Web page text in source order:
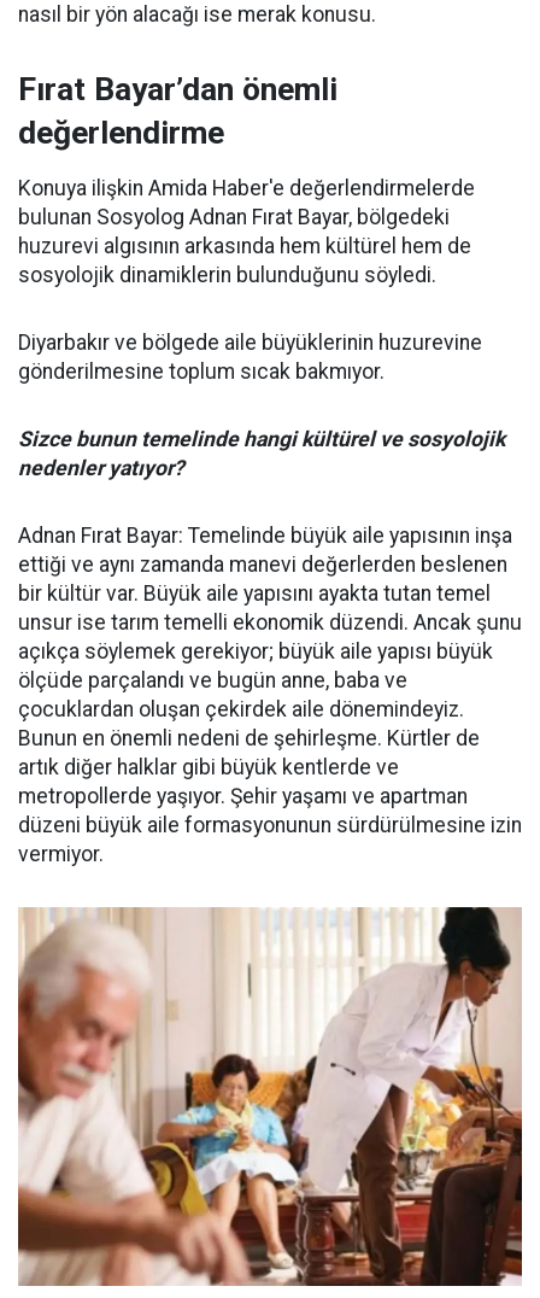
nasıl bir yön alacağı ise merak konusu.
Fırat Bayar’dan önemli
değerlendirme
Konuya ilişkin Amida Haber'e değerlendirmelerde
bulunan Sosyolog Adnan Fırat Bayar, bölgedeki
huzurevi algısının arkasında hem kültürel hem de
sosyolojik dinamiklerin bulunduğunu söyledi.
Diyarbakır ve bölgede aile büyüklerinin huzurevine
gönderilmesine toplum sıcak bakmıyor.
Sizce bunun temelinde hangi kültürel ve sosyolojik
nedenler yatıyor?
Adnan Fırat Bayar: Temelinde büyük aile yapısının inşa
ettiği ve aynı zamanda manevi değerlerden beslenen
bir kültür var. Büyük aile yapısını ayakta tutan temel
unsur ise tarım temelli ekonomik düzendi. Ancak şunu
açıkça söylemek gerekiyor; büyük aile yapısı büyük
ölçüde parçalandı ve bugün anne, baba ve
çocuklardan oluşan çekirdek aile dönemindeyiz.
Bunun en önemli nedeni de şehirleşme. Kürtler de
artık diğer halklar gibi büyük kentlerde ve
metropollerde yaşıyor. Şehir yaşamı ve apartman
düzeni büyük aile formasyonunun sürdürülmesine izin
vermiyor.